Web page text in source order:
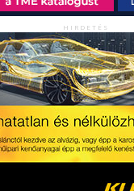
HIRDETÉS